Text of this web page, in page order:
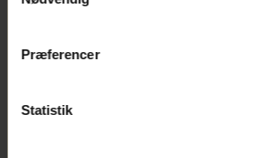
Vi anvender egne cookies og cookies
generere statistik og huske dine
Præferencer
Statistik